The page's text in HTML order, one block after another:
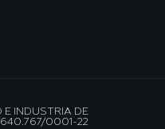
E INDUSTRIA DE
0001-22